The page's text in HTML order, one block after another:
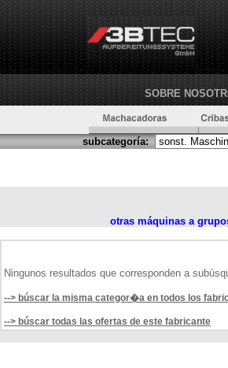
SOBRE
subcategoría:
otras máquinas a
Ningunos resultados que corresponden a
--> búscar la misma categor�a en todos los
--> búscar todas las ofertas de este fabricante